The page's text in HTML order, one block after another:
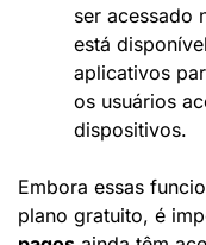
ser acessado
está
aplicativos
os usuários
dispositivos.
Embora essas
plano gratuito, é